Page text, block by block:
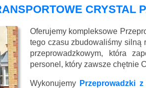
CRYSTAL
Oferujemy kompleksowe
tego czasu zbudowaliśmy silną
przeprowadzkowym, która
personel, który zawsze chętnie
Wykonujemy Przeprowadzki